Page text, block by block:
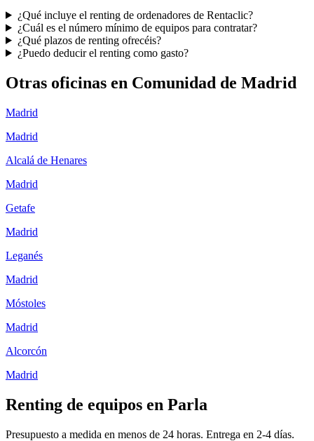
¿Qué incluye el renting de ordenadores de Rentaclic?
¿Cuál es el número mínimo de equipos para contratar?
¿Qué plazos de renting ofrecéis?
¿Puedo deducir el renting como gasto?
Otras oficinas en Comunidad de Madrid
Madrid
Madrid
Alcalá de Henares
Madrid
Getafe
Madrid
Leganés
Madrid
Móstoles
Madrid
Alcorcón
Madrid
Renting de equipos en Parla
Presupuesto a medida en menos de 24 horas. Entrega en 2-4 días.